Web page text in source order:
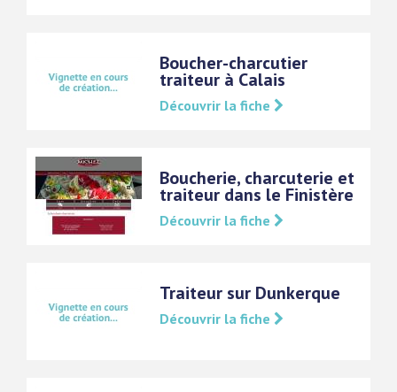
Boucher-charcutier
traiteur à Calais
Découvrir la fiche
Boucherie, charcuterie et
traiteur dans le Finistère
Découvrir la fiche
Traiteur sur Dunkerque
Découvrir la fiche